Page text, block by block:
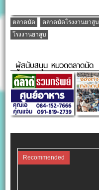
ตลาดนัด ตลาดนัดโรงงานยาสูบ
โรงงานยาสูบ
ผู้สนับสนุน หมวดตลาดนัด
Recommended